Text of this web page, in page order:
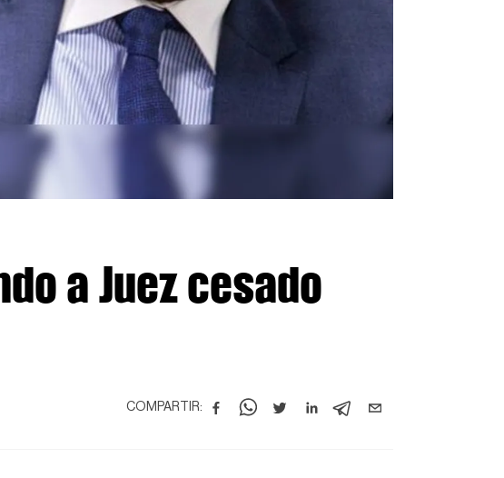
a Juez cesado
COMPARTIR: